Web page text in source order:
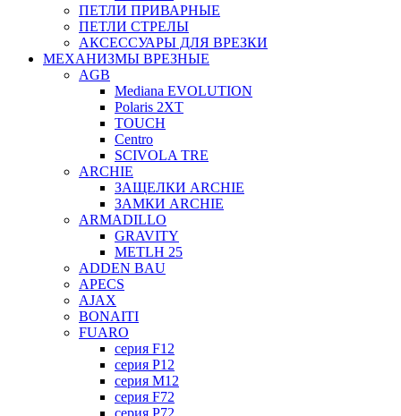
ПЕТЛИ ПРИВАРНЫЕ
ПЕТЛИ СТРЕЛЫ
АКСЕССУАРЫ ДЛЯ ВРЕЗКИ
МЕХАНИЗМЫ ВРЕЗНЫЕ
AGB
Mediana EVOLUTION
Polaris 2XT
TOUCH
Centro
SCIVOLA TRE
ARCHIE
ЗАЩЕЛКИ ARCHIE
ЗАМКИ ARCHIE
ARMADILLO
GRAVITY
METLH 25
ADDEN BAU
APECS
AJAX
BONAITI
FUARO
серия F12
серия P12
серия M12
серия F72
серия P72